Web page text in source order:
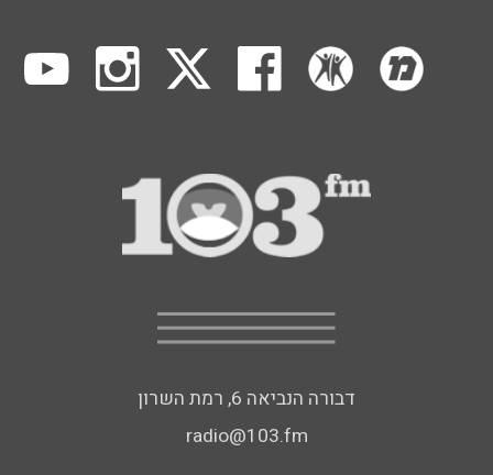
דבורה הנביאה 6, רמת השרון
radio@103.fm